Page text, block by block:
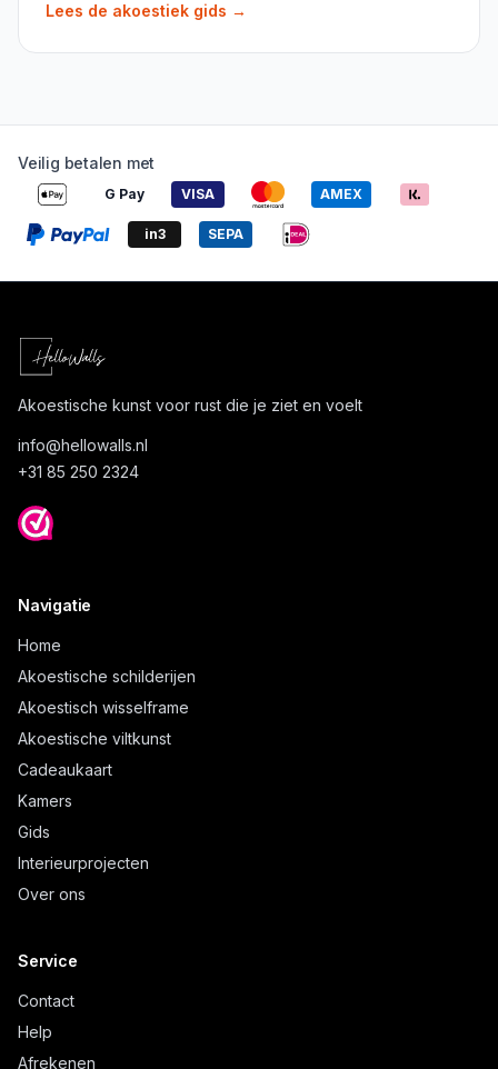
Lees de akoestiek gids →
Veilig betalen met
G Pay VISA AMEX
in3 SEPA
Akoestische kunst voor rust die je ziet en voelt
info@hellowalls.nl
+31 85 250 2324
Navigatie
Home
Akoestische schilderijen
Akoestisch wisselframe
Akoestische viltkunst
Cadeaukaart
Kamers
Gids
Interieurprojecten
Over ons
Service
Contact
Help
Afrekenen